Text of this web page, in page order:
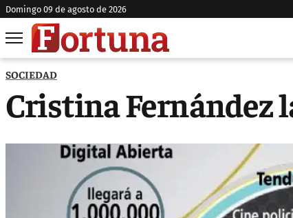
domingo 09 de agosto de 2026
SOCIEDAD
Cristina Fernández